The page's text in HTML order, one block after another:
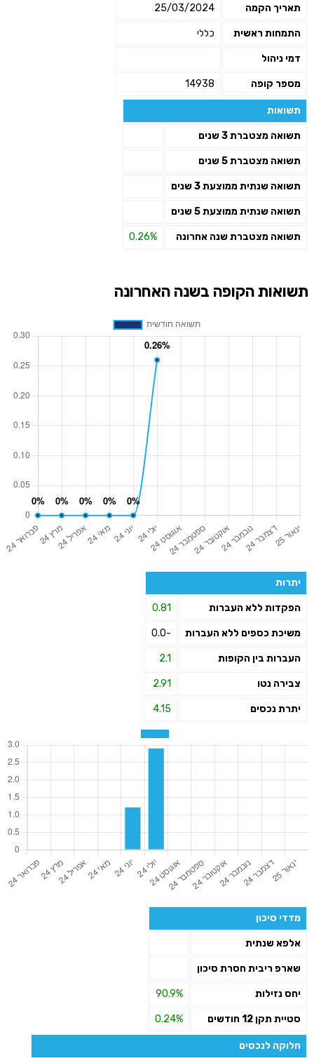
תאריך הקמה 25/03/2024
התמחות ראשית כללי
דמי ניהול
מספר קופה 14938
תשואות
תשואה מצטברת 3 שנים
תשואה מצטברת 5 שנים
תשואה שנתית ממוצעת 3 שנים
תשואה שנתית ממוצעת 5 שנים
תשואה מצטברת שנה אחרונה 0.26%
תשואות הקופה בשנה האחרונה
יתרות
הפקדות ללא העברות 0.81
משיכת כספים ללא העברות -0.0
העברות בין הקופות 2.1
צבירה נטו 2.91
יתרת נכסים 4.15
מדדי סיכון
אלפא שנתית
שארפ ריבית חסרת סיכון
יחס נזילות 90.9%
סטיית תקן 12 חודשים 0.24%
חלוקה לנכסים